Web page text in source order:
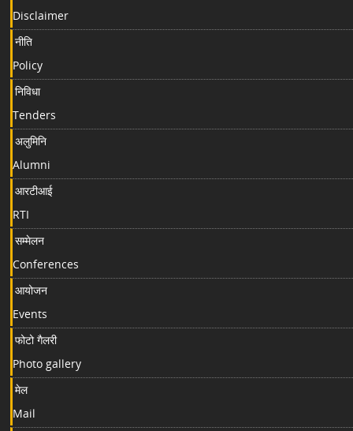
Disclaimer
नीति
Policy
निविधा
Tenders
अलुमिनि
Alumni
आरटीआई
RTI
सम्मेलन
Conferences
आयोजन
Events
फोटो गैलरी
Photo gallery
मेल
Mail